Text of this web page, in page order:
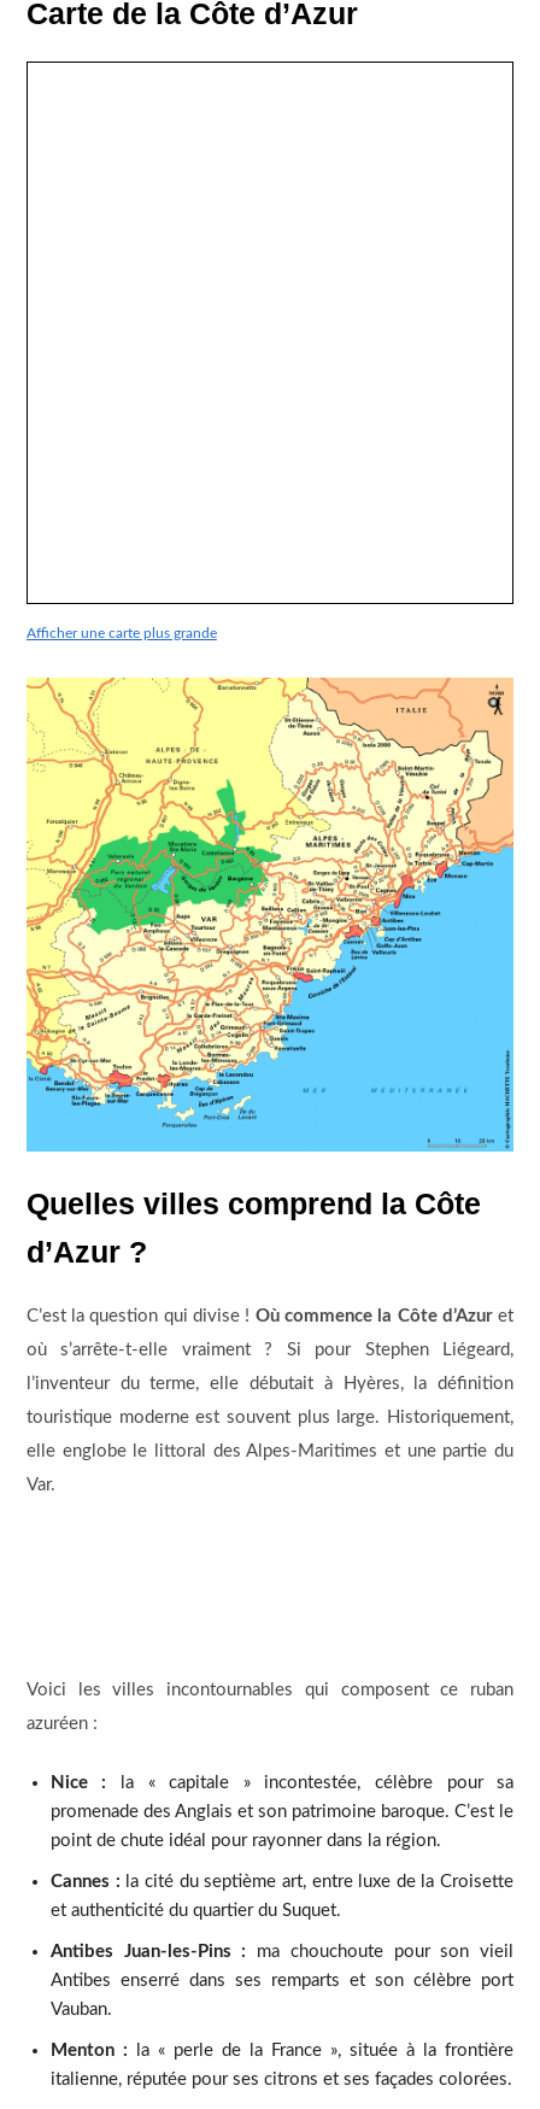
Carte de la Côte d’Azur
Afficher une carte plus grande
Quelles villes comprend la Côte
d’Azur ?
C’est la question qui divise ! Où commence la Côte d’Azuret
où s’arrête-t-elle vraiment ? Si pour Stephen Liégeard,
l’inventeur du terme, elle débutait à Hyères, la définition
touristique moderne est souvent plus large. Historiquement,
elle englobe le littoral des Alpes-Maritimes et une partie du
Var.
Voici les villes incontournables qui composent ce ruban
azuréen :
Nice : la « capitale » incontestée, célèbre pour sa
promenade des Anglais et son patrimoine baroque. C’est le
point de chute idéal pour rayonner dans la région.
Cannes : la cité du septième art, entre luxe de la Croisette
et authenticité du quartier du Suquet.
Antibes Juan-les-Pins : ma chouchoute pour son vieil
Antibes enserré dans ses remparts et son célèbre port
Vauban.
Menton : la « perle de la France », située à la frontière
italienne, réputée pour ses citrons et ses façades colorées.